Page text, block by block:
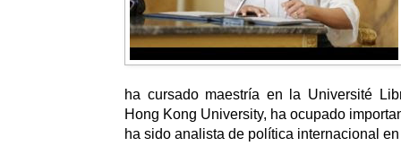
ha cursado maestría en la Université
Hong Kong University, ha ocupado
ha sido analista de política internacional